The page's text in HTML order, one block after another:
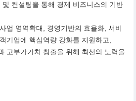
컨설팅을 통해 경제 비즈니스의 기반
업 영역확대, 경영기반의 효율화, 서비
기업에 핵심역량 강화를 지원하고,
고부가가치 창출을 위해 최선의 노력을